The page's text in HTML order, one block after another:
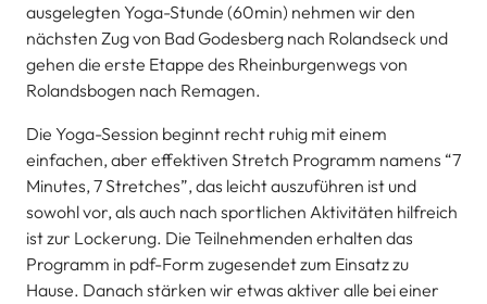
ausgelegten Yoga-Stunde (60min) nehmen wir den
nächsten Zug von Bad Godesberg nach Rolandseck und
gehen die erste Etappe des Rheinburgenwegs von
Rolandsbogen nach Remagen.
Die Yoga-Session beginnt recht ruhig mit einem
einfachen, aber effektiven Stretch Programm namens “7
Minutes, 7 Stretches”, das leicht auszuführen ist und
sowohl vor, als auch nach sportlichen Aktivitäten hilfreich
ist zur Lockerung. Die Teilnehmenden erhalten das
Programm in pdf-Form zugesendet zum Einsatz zu
Hause. Danach stärken wir etwas aktiver alle bei einer